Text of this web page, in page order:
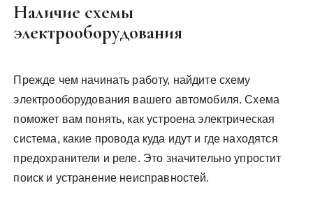
Наличие схемы
электрооборудования
Прежде чем начинать работу, найдите схему
электрооборудования вашего автомобиля. Схема
поможет вам понять, как устроена электрическая
система, какие провода куда идут и где находятся
предохранители и реле. Это значительно упростит
поиск и устранение неисправностей.